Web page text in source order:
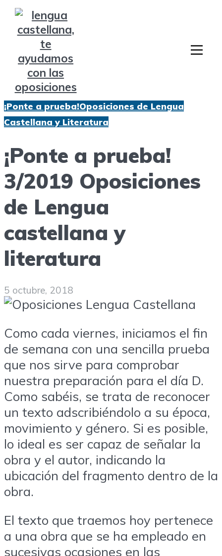
¡Ponte a prueba!Oposiciones de Lengua
Castellana y Literatura
¡Ponte a prueba!
3/2019 Oposiciones
de Lengua
castellana y
literatura
5 octubre, 2018
Como cada viernes, iniciamos el fin
de semana con una sencilla prueba
que nos sirve para comprobar
nuestra preparación para el día D.
Como sabéis, se trata de reconocer
un texto adscribiéndolo a su época,
movimiento y género. Si es posible,
lo ideal es ser capaz de señalar la
obra y el autor, indicando la
ubicación del fragmento dentro de la
obra.
El texto que traemos hoy pertenece
a una obra que se ha empleado en
sucesivas ocasiones en las